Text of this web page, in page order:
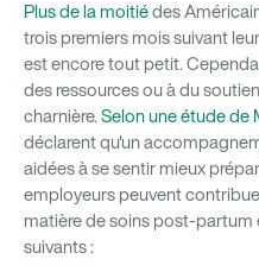
Plus de la moitiédes
trois premiers mois suivant
est encore tout petit.
des ressources ou à du
charnière. Selon une étude de
déclarent qu'un
aidées à se sentir mieux
employeurs peuvent
matière de soins post-partum
suivants :